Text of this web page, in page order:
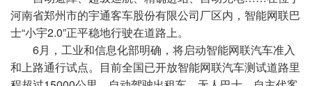
河南省郑州市的宇通客车股份有限公司厂区内，智能网联巴
士“小宇2.0”正平稳地行驶在道路上。
6月，工业和信息化部明确，将启动智能网联汽车准入
和上路通行试点。目前全国已开放智能网联汽车测试道路里